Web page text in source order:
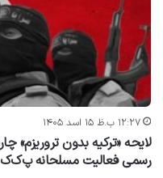
۱۲:۲۷ ب.ظ ۱۵ اسد ۱۴۰۵
رسمی فعالیت مسلحانه پ‌ک‌ک